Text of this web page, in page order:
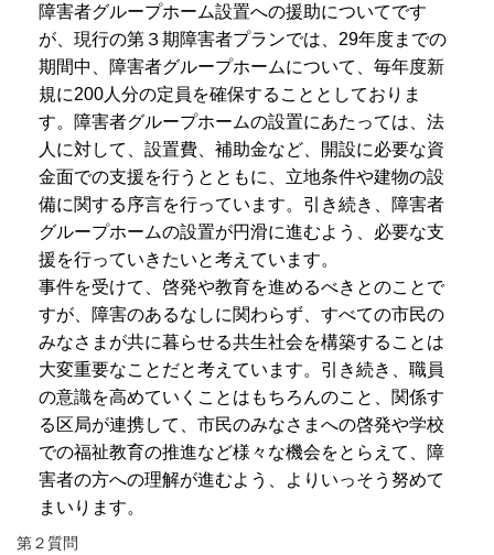
障害者グループホーム設置への援助についてです
が、現行の第３期障害者プランでは、29年度までの
期間中、障害者グループホームについて、毎年度新
規に200人分の定員を確保することとしておりま
す。障害者グループホームの設置にあたっては、法
人に対して、設置費、補助金など、開設に必要な資
金面での支援を行うとともに、立地条件や建物の設
備に関する序言を行っています。引き続き、障害者
グループホームの設置が円滑に進むよう、必要な支
援を行っていきたいと考えています。
事件を受けて、啓発や教育を進めるべきとのことで
すが、障害のあるなしに関わらず、すべての市民の
みなさまが共に暮らせる共生社会を構築することは
大変重要なことだと考えています。引き続き、職員
の意識を高めていくことはもちろんのこと、関係す
る区局が連携して、市民のみなさまへの啓発や学校
での福祉教育の推進など様々な機会をとらえて、障
害者の方への理解が進むよう、よりいっそう努めて
まいります。
第２質問